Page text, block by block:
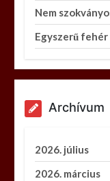
Nem
Egyszerű fehér
Archívum
2026. július
2026. március